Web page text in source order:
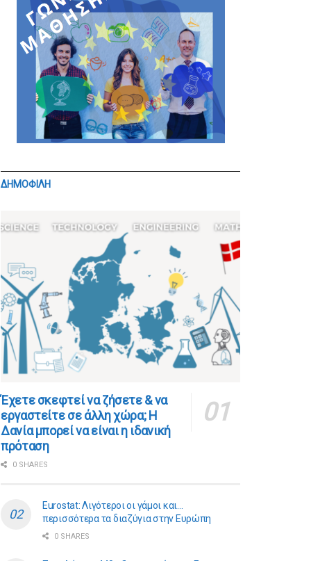
ΔΗΜΟΦΙΛΗ
​​Έχετε σκεφτεί να ζήσετε & να
εργαστείτε σε άλλη χώρα; Η
Δανία μπορεί να είναι η ιδανική
πρόταση
0 SHARES
Eurostat: Λιγότεροι οι γάμοι και…
περισσότερα τα διαζύγια στην Ευρώπη
0 SHARES